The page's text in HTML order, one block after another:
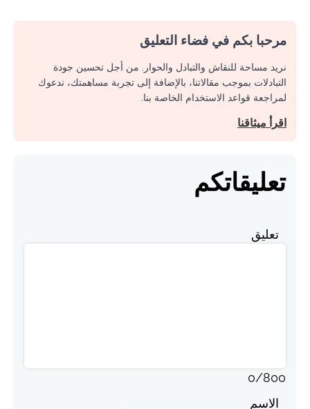
مرحبا بكم في فضاء التعليق
نريد مساحة للنقاش والتبادل والحوار. من أجل تحسين جودة
التبادلات بموجب مقالاتنا، بالإضافة إلى تجربة مساهمتك، ندعوك
لمراجعة قواعد الاستخدام الخاصة بنا.
اقرأ ميثاقنا
تعليقاتكم
تعليق
0/800
الاسم